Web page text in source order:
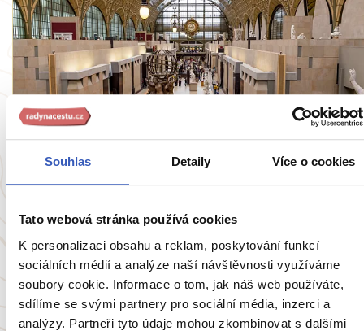
Souhlas Detaily Více o cookies
Tato webová stránka používá cookies
K personalizaci obsahu a reklam, poskytování funkcí
sociálních médií a analýze naší návštěvnosti využíváme
soubory cookie. Informace o tom, jak náš web používáte,
sdílíme se svými partnery pro sociální média, inzerci a
analýzy. Partneři tyto údaje mohou zkombinovat s dalšími
Velký praktický průvodce pařížskými
muzei... aneb Kolik máte času?
5524 přečtení
Zobrazit všechny články o Francie